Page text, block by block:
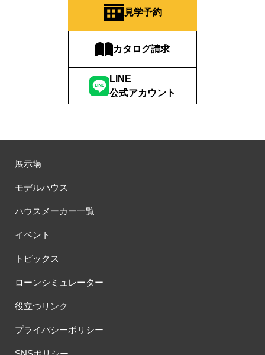
見学予約
カタログ請求
LINE
公式アカウント
展示場
モデルハウス
ハウスメーカー一覧
イベント
トピックス
ローンシミュレーター
役立つリンク
プライバシーポリシー